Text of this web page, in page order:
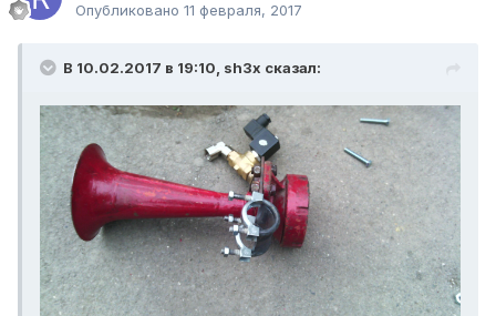
Опубликовано 11 февраля, 2017
В 10.02.2017 в 19:10, sh3x сказал: